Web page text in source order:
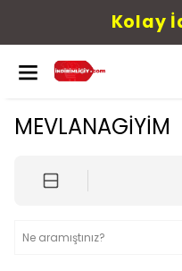
Kolay
MEVLANAGİYİM